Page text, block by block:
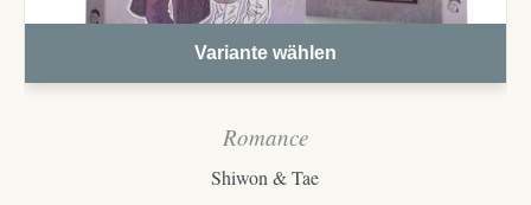
Variante wählen
Romance
Shiwon & Tae